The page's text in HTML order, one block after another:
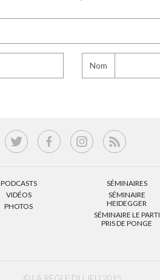
Nom
PODCASTS
VIDÉOS
PHOTOS
SÉMINAIRES
SÉMINAIRE
HEIDEGGER
SÉMINAIRE LE PARTI
PRIS DE PONGE
© LA RÈGLE DU JEU 2015